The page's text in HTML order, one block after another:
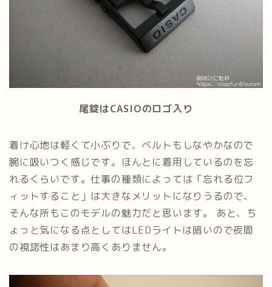
尾錠はCASIOのロゴ入り
着け心地は軽くて小ぶりで、ベルトもしなやかなので
腕に吸いつく感じです。ほんとに着用しているのを忘
れるくらいです。仕事の種類によっては「忘れる位フ
ィットすること」は大きなメリットになりうるので、
そんな所もこのモデルの魅力だと思います。 あと、ち
ょっと気になる点としてはLEDライトは暗いので夜間
の視認性はあまり高くありません。